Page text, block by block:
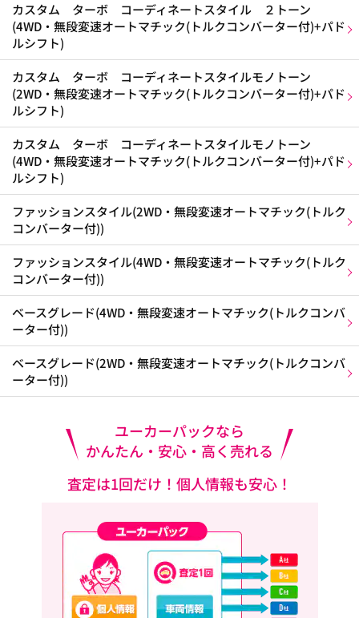
カスタム ターボ コーディネートスタイル ２トーン
(4WD・無段変速オートマチック(トルクコンバーター付)+パド
ルシフト)
カスタム ターボ コーディネートスタイルモノトーン
(2WD・無段変速オートマチック(トルクコンバーター付)+パド
ルシフト)
カスタム ターボ コーディネートスタイルモノトーン
(4WD・無段変速オートマチック(トルクコンバーター付)+パド
ルシフト)
ファッションスタイル(2WD・無段変速オートマチック(トルク
コンバーター付))
ファッションスタイル(4WD・無段変速オートマチック(トルク
コンバーター付))
ベースグレード(4WD・無段変速オートマチック(トルクコンバ
ーター付))
ベースグレード(2WD・無段変速オートマチック(トルクコンバ
ーター付))
ユーカーパックなら
かんたん・安心・高く売れる
査定は1回だけ！個人情報も安心！